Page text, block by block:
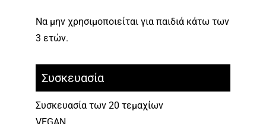
Να μην χρησιμοποιείται για παιδιά κάτω των
3 ετών.
Συσκευασία
Συσκευασία των 20 τεμαχίων